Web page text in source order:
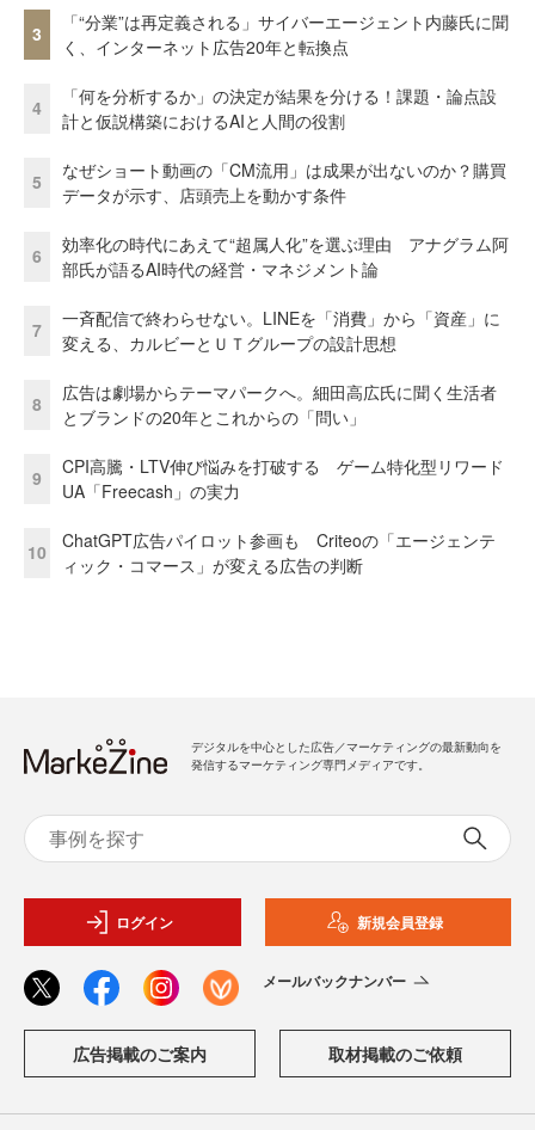
3
「“分業”は再定義される」サイバーエージェント内藤氏に聞
く、インターネット広告20年と転換点
4
「何を分析するか」の決定が結果を分ける！課題・論点設
計と仮説構築におけるAIと人間の役割
5
なぜショート動画の「CM流用」は成果が出ないのか？購買
データが示す、店頭売上を動かす条件
6
効率化の時代にあえて“超属人化”を選ぶ理由 アナグラム阿
部氏が語るAI時代の経営・マネジメント論
7
一斉配信で終わらせない。LINEを「消費」から「資産」に
変える、カルビーとＵＴグループの設計思想
8
広告は劇場からテーマパークへ。細田高広氏に聞く生活者
とブランドの20年とこれからの「問い」
9
CPI高騰・LTV伸び悩みを打破する ゲーム特化型リワード
UA「Freecash」の実力
10
ChatGPT広告パイロット参画も Criteoの「エージェンテ
ィック・コマース」が変える広告の判断
デジタルを中心とした広告／マーケティングの最新動向を
発信するマーケティング専門メディアです。
ログイン 新規会員登録
メールバックナンバー
広告掲載のご案内 取材掲載のご依頼